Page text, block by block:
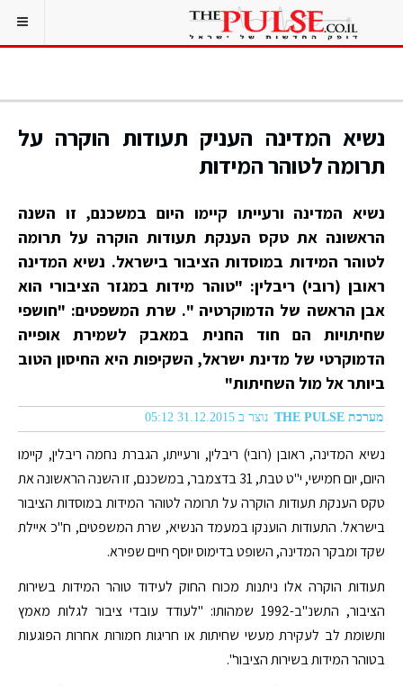
נשיא המדינה העניק תעודות הוקרה על
תרומה לטוהר המידות
נשיא המדינה ורעייתו קיימו היום במשכנם, זו השנה
הראשונה את טקס הענקת תעודות הוקרה על תרומה
לטוהר המידות במוסדות הציבור בישראל. נשיא המדינה
ראובן (רובי) ריבלין: "טוהר מידות במגזר הציבורי הוא
אבן הראשה של הדמוקרטיה ". שרת המשפטים: "חושפי
שחיתויות הם חוד החנית במאבק לשמירת אופייה
הדמוקרטי של מדינת ישראל, השקיפות היא החיסון הטוב
ביותר אל מול השחיתות"
מערכת THE PULSE נוצר ב 31.12.2015 05:12
נשיא המדינה, ראובן (רובי) ריבלין, ורעייתו, הגברת נחמה ריבלין, קיימו
היום, יום חמישי, י"ט טבת, 31 בדצמבר, במשכנם, זו השנה הראשונה את
טקס הענקת תעודות הוקרה על תרומה לטוהר המידות במוסדות הציבור
בישראל. התעודות הוענקו במעמד הנשיא, שרת המשפטים, ח"כ איילת
שקד ומבקר המדינה, השופט בדימוס יוסף חיים שפירא.
תעודות הוקרה אלו ניתנות מכוח החוק לעידוד טוהר המידות בשירות
הציבור, התשנ"ב-1992 שמהותו: "לעודד עובדי ציבור לגלות מאמץ
ותשומת לב לעקירת מעשי שחיתות או חריגות חמורות אחרות הפוגעות
בטוהר המידות בשירות הציבור".